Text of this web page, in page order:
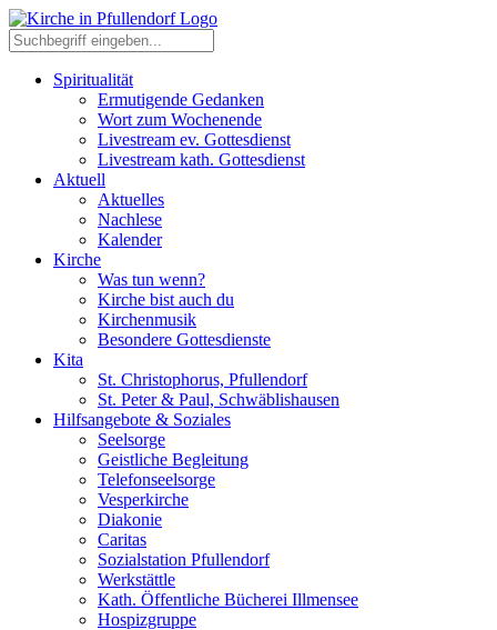
Spiritualität
Ermutigende Gedanken
Wort zum Wochenende
Livestream ev. Gottesdienst
Livestream kath. Gottesdienst
Aktuell
Aktuelles
Nachlese
Kalender
Kirche
Was tun wenn?
Kirche bist auch du
Kirchenmusik
Besondere Gottesdienste
Kita
St. Christophorus, Pfullendorf
St. Peter & Paul, Schwäblishausen
Hilfsangebote & Soziales
Seelsorge
Geistliche Begleitung
Telefonseelsorge
Vesperkirche
Diakonie
Caritas
Sozialstation Pfullendorf
Werkstättle
Kath. Öffentliche Bücherei Illmensee
Hospizgruppe